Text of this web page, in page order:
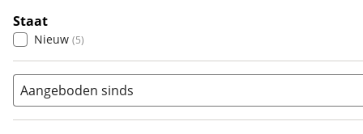
Staat
Nieuw (5)
Aangeboden sinds